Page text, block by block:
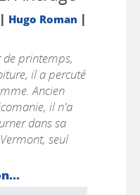
| Hugo Roman |
de printemps,
il a percuté
Ancien
il n'a
dans sa
seul